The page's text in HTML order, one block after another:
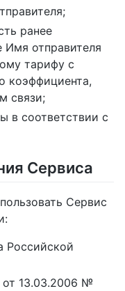
ранее
Имя отправителя
тарифу с
коэффициента,
связи;
в соответствии с
Сервиса
Сервис
Российской
от 13.03.2006 №